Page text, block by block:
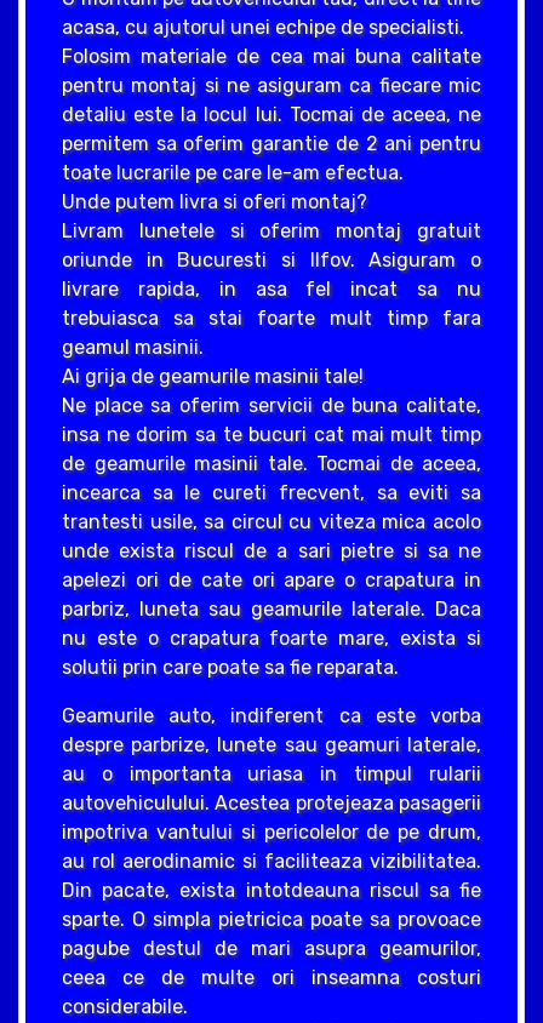
acasa, cu ajutorul unei echipe de specialisti.
Folosim materiale de cea mai buna calitate
pentru montaj si ne asiguram ca fiecare mic
detaliu este la locul lui. Tocmai de aceea, ne
permitem sa oferim garantie de 2 ani pentru
toate lucrarile pe care le-am efectua.
Unde putem livra si oferi montaj?
Livram lunetele si oferim montaj gratuit
oriunde in Bucuresti si Ilfov. Asiguram o
livrare rapida, in asa fel incat sa nu
trebuiasca sa stai foarte mult timp fara
geamul masinii.
Ai grija de geamurile masinii tale!
Ne place sa oferim servicii de buna calitate,
insa ne dorim sa te bucuri cat mai mult timp
de geamurile masinii tale. Tocmai de aceea,
incearca sa le cureti frecvent, sa eviti sa
trantesti usile, sa circul cu viteza mica acolo
unde exista riscul de a sari pietre si sa ne
apelezi ori de cate ori apare o crapatura in
parbriz, luneta sau geamurile laterale. Daca
nu este o crapatura foarte mare, exista si
solutii prin care poate sa fie reparata.
Geamurile auto, indiferent ca este vorba
despre parbrize, lunete sau geamuri laterale,
au o importanta uriasa in timpul rularii
autovehiculului. Acestea protejeaza pasagerii
impotriva vantului si pericolelor de pe drum,
au rol aerodinamic si faciliteaza vizibilitatea.
Din pacate, exista intotdeauna riscul sa fie
sparte. O simpla pietricica poate sa provoace
pagube destul de mari asupra geamurilor,
ceea ce de multe ori inseamna costuri
considerabile.